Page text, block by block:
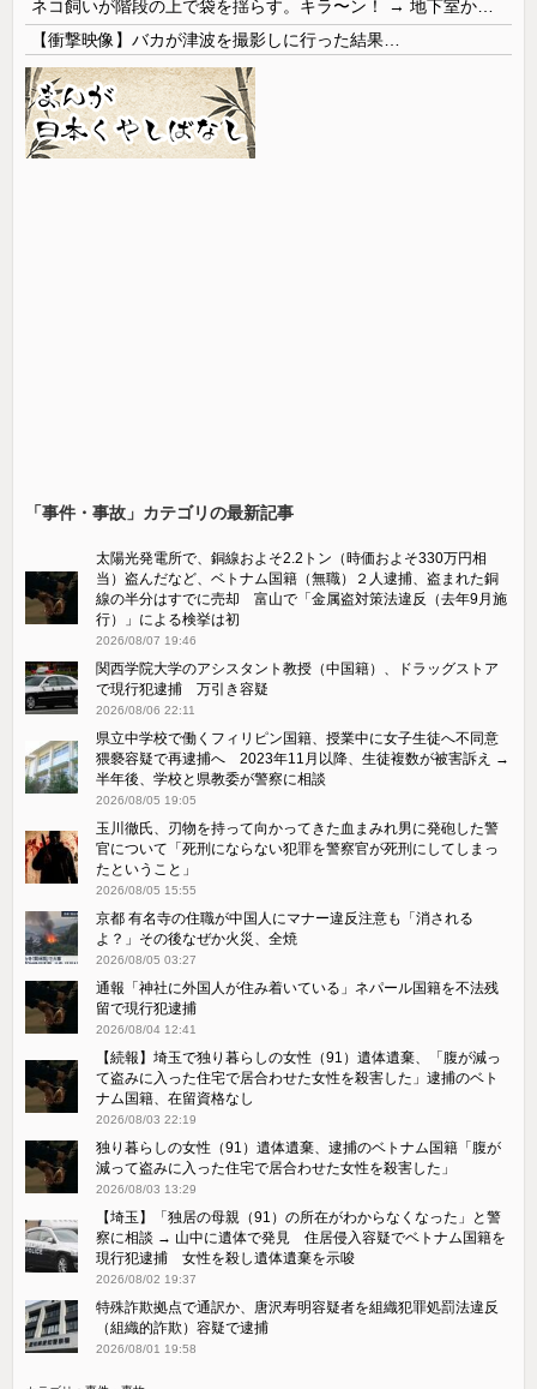
【衝撃映像】バカが津波を撮影しに行った結果…
「事件・事故」カテゴリの最新記事
太陽光発電所で、銅線およそ2.2トン（時価およそ330万円相
当）盗んだなど、ベトナム国籍（無職）２人逮捕、盗まれた銅
線の半分はすでに売却 富山で「金属盗対策法違反（去年9月施
行）」による検挙は初
2026/08/07 19:46
関西学院大学のアシスタント教授（中国籍）、ドラッグストア
で現行犯逮捕 万引き容疑
2026/08/06 22:11
県立中学校で働くフィリピン国籍、授業中に女子生徒へ不同意
猥褻容疑で再逮捕へ 2023年11月以降、生徒複数が被害訴え →
半年後、学校と県教委が警察に相談
2026/08/05 19:05
玉川徹氏、刃物を持って向かってきた血まみれ男に発砲した警
官について「死刑にならない犯罪を警察官が死刑にしてしまっ
たということ」
2026/08/05 15:55
京都 有名寺の住職が中国人にマナー違反注意も「消される
よ？」その後なぜか火災、全焼
2026/08/05 03:27
通報「神社に外国人が住み着いている」ネパール国籍を不法残
留で現行犯逮捕
2026/08/04 12:41
【続報】埼玉で独り暮らしの女性（91）遺体遺棄、「腹が減っ
て盗みに入った住宅で居合わせた女性を殺害した」逮捕のベト
ナム国籍、在留資格なし
2026/08/03 22:19
独り暮らしの女性（91）遺体遺棄、逮捕のベトナム国籍「腹が
減って盗みに入った住宅で居合わせた女性を殺害した」
2026/08/03 13:29
【埼玉】「独居の母親（91）の所在がわからなくなった」と警
察に相談 → 山中に遺体で発見 住居侵入容疑でベトナム国籍を
現行犯逮捕 女性を殺し遺体遺棄を示唆
2026/08/02 19:37
特殊詐欺拠点で通訳か、唐沢寿明容疑者を組織犯罪処罰法違反
（組織的詐欺）容疑で逮捕
2026/08/01 19:58